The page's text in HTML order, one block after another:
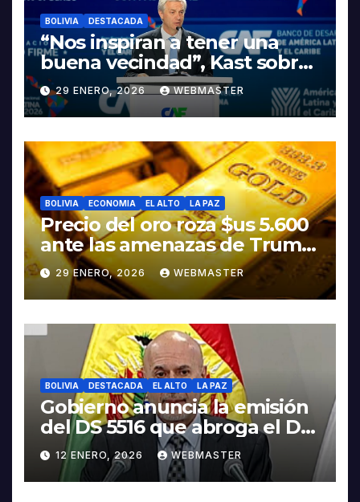
BOLIVIA DESTACADA
“Nos inspiran a tener una
buena vecindad”, Kast sobre
discurso del presidente
Rodrigo Paz
29 ENERO, 2026 WEBMASTER
BOLIVIA ECONOMIA EL ALTO LA PAZ
Precio del oro roza $us 5.600
ante las amenazas de Trump
contra Irán
29 ENERO, 2026 WEBMASTER
BOLIVIA DESTACADA EL ALTO LA PAZ
Gobierno anuncia la emisión
del DS 5516 que abroga el DS
5503
12 ENERO, 2026 WEBMASTER